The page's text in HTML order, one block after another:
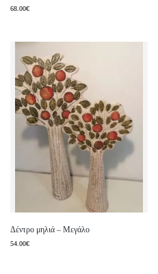
68.00€
Δέντρο μηλιά – Μεγάλο
54.00€